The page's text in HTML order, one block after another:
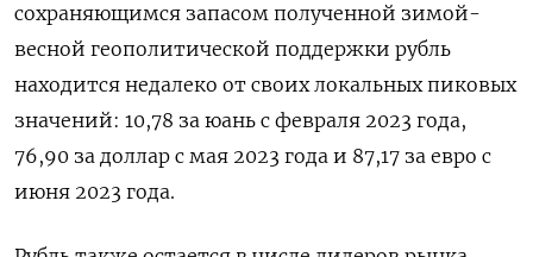
сохраняющимся запасом полученной зимой-
весной геополитической поддержки рубль
находится недалеко от своих локальных пиковых
значений: 10,78 за юань с февраля 2023 года,
76,90 за доллар с мая 2023 года и 87,17 за евро с
июня 2023 года.